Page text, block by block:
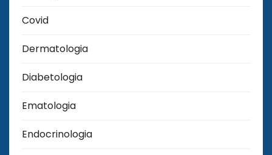
Covid
Dermatologia
Diabetologia
Ematologia
Endocrinologia